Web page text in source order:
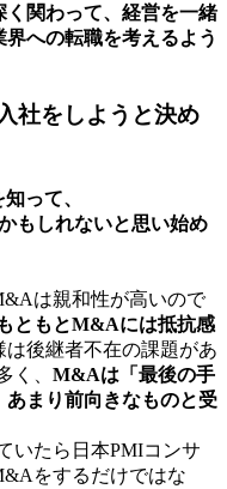
関わって、経営を一緒
への転職を考えるよう
社をしようと決め
って、
もしれないと思い始め
は親和性が高いので
ともとM&Aには抵抗感
後継者不在の課題があ
く、 M&Aは「最後の手
まり前向きなものと受
いたら日本PMIコンサ
をするだけではな